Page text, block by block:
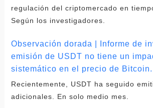
regulación del criptomercado en
Según los investigadores.
Observación dorada | Informe de
emisión de USDT no tiene un
sistemático en el precio de Bitcoin.
Recientemente, USDT ha seguido
adicionales. En solo medio mes.